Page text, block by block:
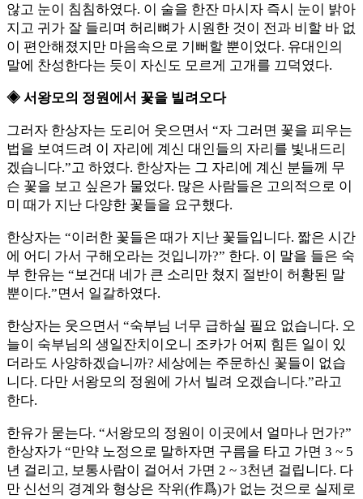
않고 눈이 침침하였다. 이 술을 한잔 마시자 즉시 눈이 밝아
지고 귀가 잘 들리며 허리뼈가 시원한 것이 전과 비할 바 없
이 편안해졌지만 마음속으로 기뻐할 뿐이었다. 유대인의
말에 찬성한다는 듯이 자신도 모르게 고개를 끄덕였다.
◈ 서왕모의 정원에서 꽃을 빌려오다
그러자 한상자는 도리어 웃으면서 “자 그러면 꽃을 피우는
법을 보여드려 이 자리에 계신 대인들의 자리를 빛내드리
겠습니다.”고 하였다. 한상자는 그 자리에 계신 분들께 무
슨 꽃을 보고 싶은가 물었다. 많은 사람들은 고의적으로 이
미 때가 지난 다양한 꽃들을 요구했다.
한상자는 “이러한 꽃들은 때가 지난 꽃들입니다. 짧은 시간
에 어디 가서 구해오라는 것입니까?” 한다. 이 말을 들은 숙
부 한유는 “보건대 네가 큰 소리만 쳤지 절반이 허황된 말
뿐이다.”면서 일갈하였다.
한상자는 웃으면서 “숙부님 너무 급하실 필요 없습니다. 오
늘이 숙부님의 생일잔치이오니 조카가 어찌 힘든 일이 있
더라도 사양하겠습니까? 세상에는 주문하신 꽃들이 없습
니다. 다만 서왕모의 정원에 가서 빌려 오겠습니다.”라고
한다.
한유가 묻는다. “서왕모의 정원이 이곳에서 얼마나 먼가?”
한상자가 “만약 노정으로 말하자면 구름을 타고 가면 3 ~ 5
년 걸리고, 보통사람이 걸어서 가면 2 ~ 3천년 걸립니다. 다
만 신선의 경계와 형상은 작위(作爲)가 없는 것으로 실제로